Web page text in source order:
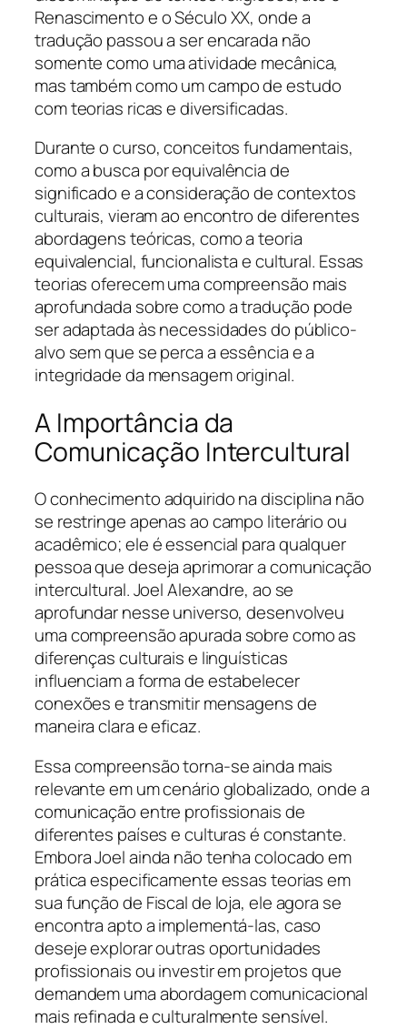
Renascimento e o Século XX, onde a
tradução passou a ser encarada não
somente como uma atividade mecânica,
mas também como um campo de estudo
com teorias ricas e diversificadas.
Durante o curso, conceitos fundamentais,
como a busca por equivalência de
significado e a consideração de contextos
culturais, vieram ao encontro de diferentes
abordagens teóricas, como a teoria
equivalencial, funcionalista e cultural. Essas
teorias oferecem uma compreensão mais
aprofundada sobre como a tradução pode
ser adaptada às necessidades do público-
alvo sem que se perca a essência e a
integridade da mensagem original.
A Importância da
Comunicação Intercultural
O conhecimento adquirido na disciplina não
se restringe apenas ao campo literário ou
acadêmico; ele é essencial para qualquer
pessoa que deseja aprimorar a comunicação
intercultural. Joel Alexandre, ao se
aprofundar nesse universo, desenvolveu
uma compreensão apurada sobre como as
diferenças culturais e linguísticas
influenciam a forma de estabelecer
conexões e transmitir mensagens de
maneira clara e eficaz.
Essa compreensão torna-se ainda mais
relevante em um cenário globalizado, onde a
comunicação entre profissionais de
diferentes países e culturas é constante.
Embora Joel ainda não tenha colocado em
prática especificamente essas teorias em
sua função de Fiscal de loja, ele agora se
encontra apto a implementá-las, caso
deseje explorar outras oportunidades
profissionais ou investir em projetos que
demandem uma abordagem comunicacional
mais refinada e culturalmente sensível.